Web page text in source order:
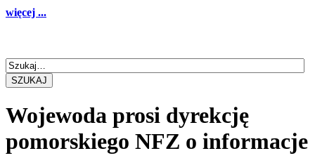
więcej ...
SZUKAJ
Wojewoda prosi dyrekcję
pomorskiego NFZ o informacje